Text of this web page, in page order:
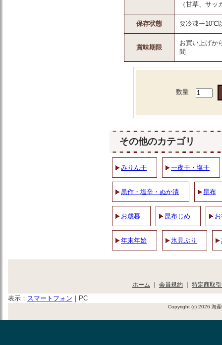
（甘草、サ
保存状態 要冷凍ー10℃
賞味期限
お買い上げか
間
数量
その他のカテゴリ
みりん干 一夜干・塩干
黒作・塩辛・ぬか漬 昆布
お歳暮 昆布じめ
年末年始 氷見ぶり
ホーム ｜ 会員規約 ｜ 特定商取
表示： スマートフォン ｜ PC
Copyright (c) 2026 海